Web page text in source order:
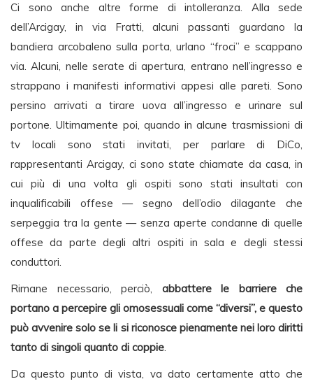
Ci sono anche altre forme di intolleranza. Alla sede
dell’Arcigay, in via Fratti, alcuni passanti guardano la
bandiera arcobaleno sulla porta, urlano “froci” e scappano
via. Alcuni, nelle serate di apertura, entrano nell’ingresso e
strappano i manifesti informativi appesi alle pareti. Sono
persino arrivati a tirare uova all’ingresso e urinare sul
portone. Ultimamente poi, quando in alcune trasmissioni di
tv locali sono stati invitati, per parlare di DiCo,
rappresentanti Arcigay, ci sono state chiamate da casa, in
cui più di una volta gli ospiti sono stati insultati con
inqualificabili offese — segno dell’odio dilagante che
serpeggia tra la gente — senza aperte condanne di quelle
offese da parte degli altri ospiti in sala e degli stessi
conduttori.
Rimane necessario, perciò, abbattere le barriere che
portano a percepire gli omosessuali come “diversi”, e questo
può avvenire solo se li si riconosce pienamente nei loro diritti
tanto di singoli quanto di coppie.
Da questo punto di vista, va dato certamente atto che